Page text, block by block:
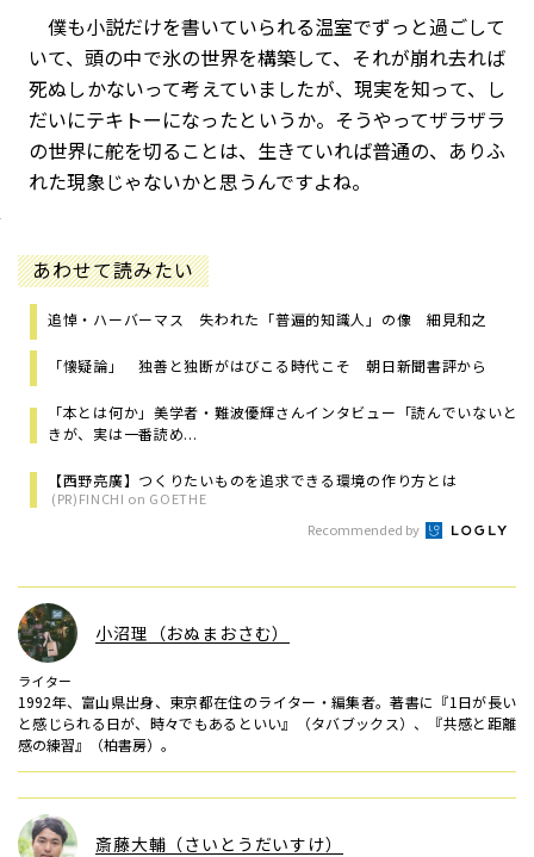
僕も小説だけを書いていられる温室でずっと過ごして
いて、頭の中で氷の世界を構築して、それが崩れ去れば
死ぬしかないって考えていましたが、現実を知って、し
だいにテキトーになったというか。そうやってザラザラ
の世界に舵を切ることは、生きていれば普通の、ありふ
れた現象じゃないかと思うんですよね。
あわせて読みたい
追悼・ハーバーマス 失われた「普遍的知識人」の像 細見和之
「懐疑論」 独善と独断がはびこる時代こそ 朝日新聞書評から
「本とは何か」美学者・難波優輝さんインタビュー「読んでいないと
きが、実は一番読め...
【西野亮廣】つくりたいものを追求できる環境の作り方とは
(PR)FINCHI on GOETHE
Recommended by
小沼理（おぬまおさむ）
ライター
1992年、富山県出身、東京都在住のライター・編集者。著書に『1日が長い
と感じられる日が、時々でもあるといい』（タバブックス）、『共感と距離
感の練習』（柏書房）。
斎藤大輔（さいとうだいすけ）